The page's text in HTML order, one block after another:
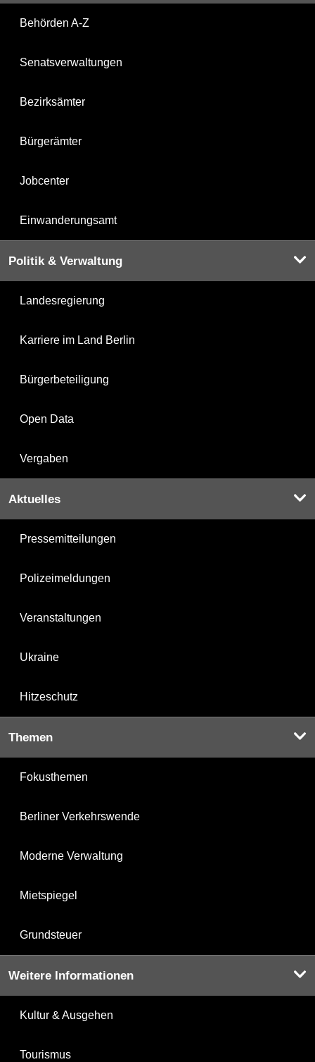
Behörden A-Z
Senatsverwaltungen
Bezirksämter
Bürgerämter
Jobcenter
Einwanderungsamt
Politik & Verwaltung
Landesregierung
Karriere im Land Berlin
Bürgerbeteiligung
Open Data
Vergaben
Aktuelles
Pressemitteilungen
Polizeimeldungen
Veranstaltungen
Ukraine
Hitzeschutz
Themen
Fokusthemen
Berliner Verkehrswende
Moderne Verwaltung
Mietspiegel
Grundsteuer
Weitere Informationen
Kultur & Ausgehen
Tourismus